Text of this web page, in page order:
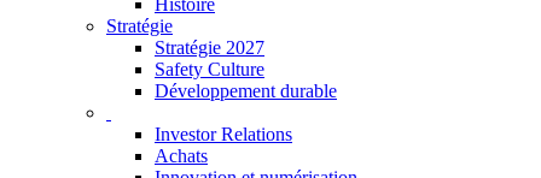
Histoire
Stratégie
Stratégie 2027
Safety Culture
Développement durable
Investor Relations
Achats